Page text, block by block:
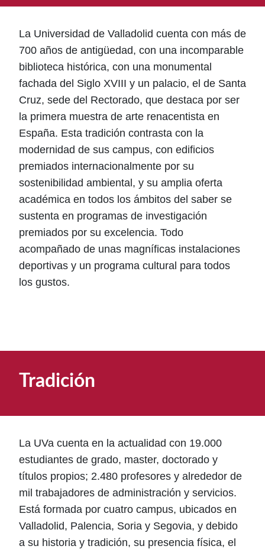
La Universidad de Valladolid cuenta con más de
700 años de antigüedad, con una incomparable
biblioteca histórica, con una monumental
fachada del Siglo XVIII y un palacio, el de Santa
Cruz, sede del Rectorado, que destaca por ser
la primera muestra de arte renacentista en
España. Esta tradición contrasta con la
modernidad de sus campus, con edificios
premiados internacionalmente por su
sostenibilidad ambiental, y su amplia oferta
académica en todos los ámbitos del saber se
sustenta en programas de investigación
premiados por su excelencia. Todo
acompañado de unas magníficas instalaciones
deportivas y un programa cultural para todos
los gustos.
Tradición
La UVa cuenta en la actualidad con 19.000
estudiantes de grado, master, doctorado y
títulos propios; 2.480 profesores y alrededor de
mil trabajadores de administración y servicios.
Está formada por cuatro campus, ubicados en
Valladolid, Palencia, Soria y Segovia, y debido
a su historia y tradición, su presencia física, el